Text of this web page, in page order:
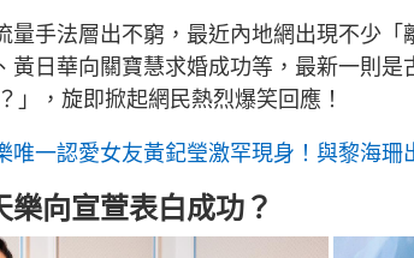
量手法層出不窮，最近內地網出現不少
黃日華向關寶慧求婚成功等，最新一則
」，旋即掀起網民熱烈爆笑回應！
唯一認愛女友黃𨥈瑩激罕現身！與黎海珊
樂向宣萱表白成功？